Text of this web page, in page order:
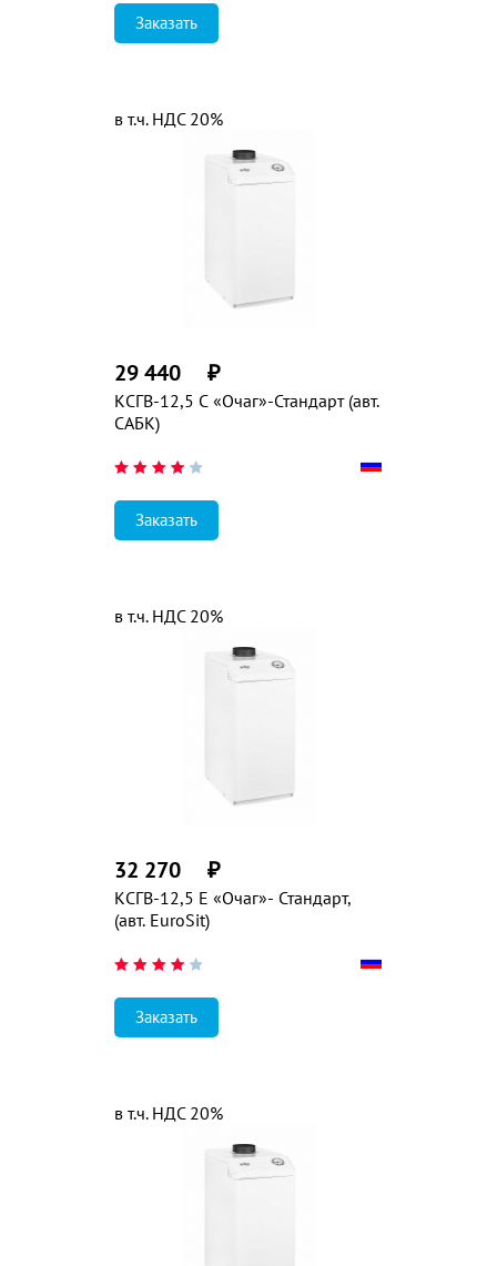
Заказать
КСГВ-12,5 С «Очаг»-Стандарт (авт.
САБК)
29 440 ₽
в т.ч. НДС 20%
Заказать
КСГВ-12,5 Е «Очаг»- Стандарт,
(авт. EuroSit)
32 270 ₽
в т.ч. НДС 20%
Заказать
в т.ч. НДС 20%